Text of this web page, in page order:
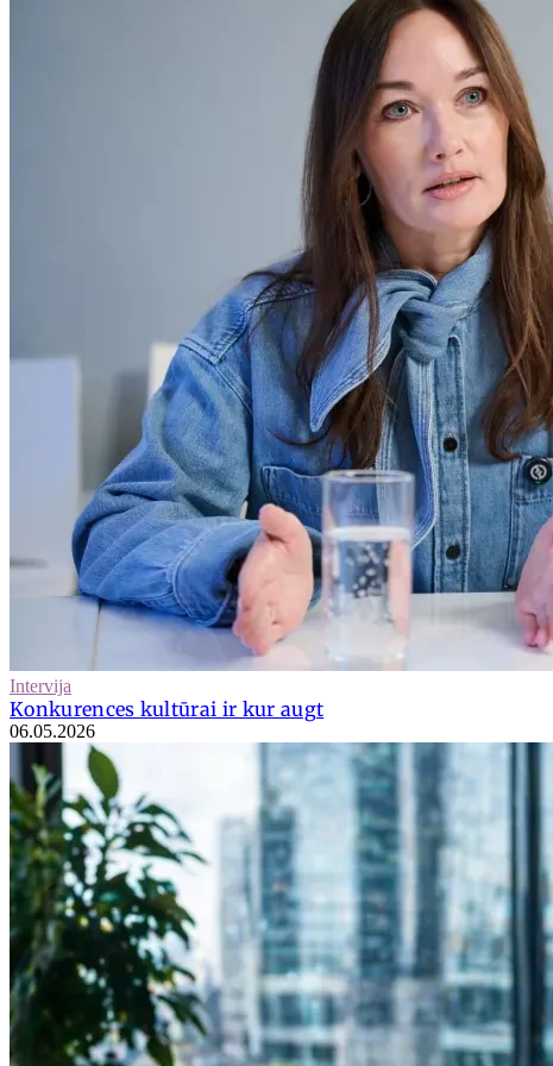
Intervija
Konkurences kultūrai ir kur augt
06.05.2026